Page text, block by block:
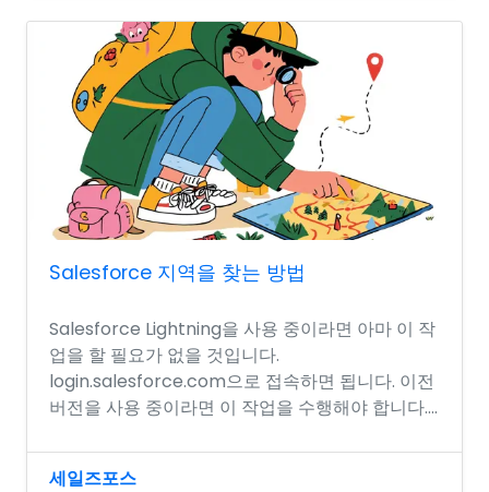
Salesforce 지역을 찾는 방법
Salesforce Lightning을 사용 중이라면 아마 이 작
업을 할 필요가 없을 것입니다.
login.salesforce.com으로 접속하면 됩니다. 이전
버전을 사용 중이라면 이 작업을 수행해야 합니다....
세일즈포스